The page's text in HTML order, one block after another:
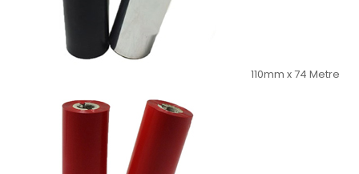
110mm x 74 Metre